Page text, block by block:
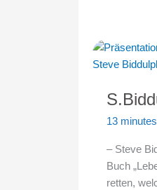
13
– Steve
Buch
retten,